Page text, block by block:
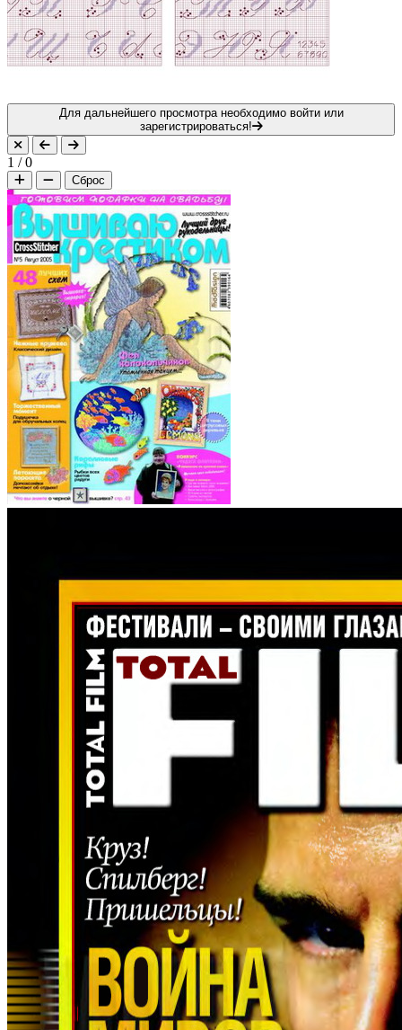
Для дальнейшего просмотра необходимо войти или
зарегистрироваться!
1 /0
Сброс